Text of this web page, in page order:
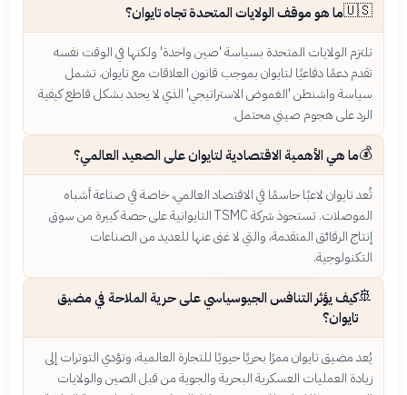
🇺🇸ما هو موقف الولايات المتحدة تجاه تايوان؟
تلتزم الولايات المتحدة بسياسة 'صين واحدة' ولكنها في الوقت نفسه
تقدم دعمًا دفاعيًا لتايوان بموجب قانون العلاقات مع تايوان. تشمل
سياسة واشنطن 'الغموض الاستراتيجي' الذي لا يحدد بشكل قاطع كيفية
الرد على هجوم صيني محتمل.
💰ما هي الأهمية الاقتصادية لتايوان على الصعيد العالمي؟
تُعد تايوان لاعبًا حاسمًا في الاقتصاد العالمي، خاصة في صناعة أشباه
الموصلات. تستحوذ شركة TSMC التايوانية على حصة كبيرة من سوق
إنتاج الرقائق المتقدمة، والتي لا غنى عنها للعديد من الصناعات
التكنولوجية.
🚢كيف يؤثر التنافس الجيوسياسي على حرية الملاحة في مضيق
تايوان؟
يُعد مضيق تايوان ممرًا بحريًا حيويًا للتجارة العالمية، وتؤدي التوترات إلى
زيادة العمليات العسكرية البحرية والجوية من قبل الصين والولايات